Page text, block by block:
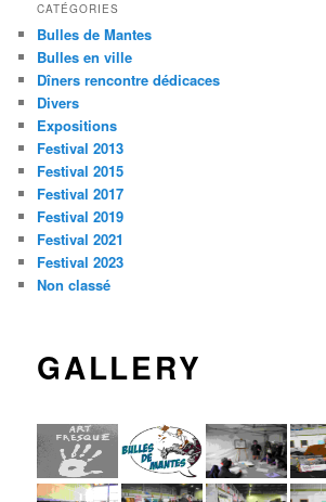
CATÉGORIES
Bulles de Mantes
Bulles en ville
Dîners rencontre dédicaces
Divers
Expositions
Festival 2013
Festival 2015
Festival 2017
Festival 2019
Festival 2021
Festival 2023
Non classé
GALLERY